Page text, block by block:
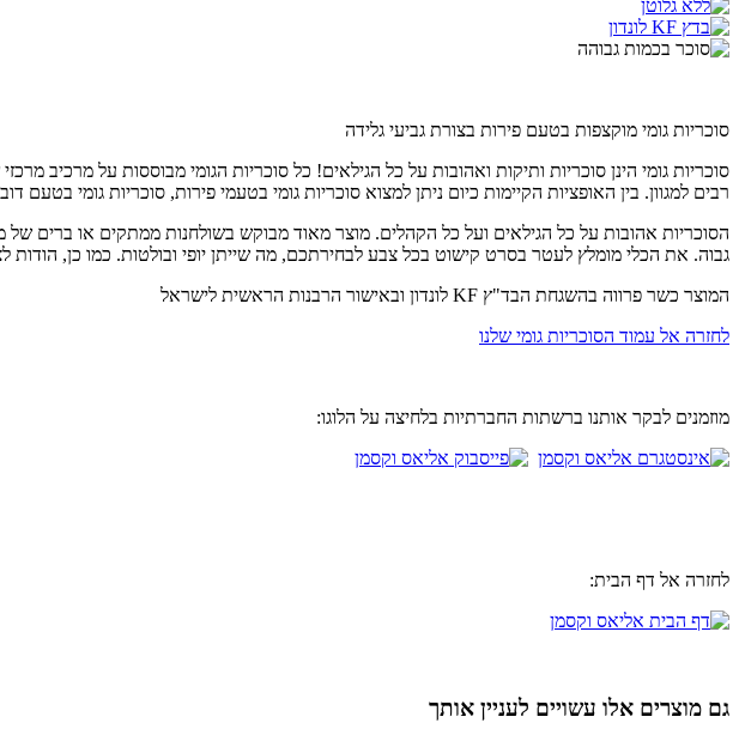
סוכריות גומי מוקצפות בטעם פירות בצורת גביעי גלידה
סוכריות גומי הינן סוכריות ותיקות ואהובות על כל הגילאים! כל סוכריות הגומי מבוססות על מרכיב
רבים למגוון. בין האופציות הקיימות כיום ניתן למצוא סוכריות גומי בטעמי פירות, סוכריות גומי
הסוכריות אהובות על כל הגילאים ועל כל הקהלים. מוצר מאוד מבוקש בשולחנות ממתקים או ברים של
גבוה. את הכלי מומלץ לעטר בסרט קישוט בכל צבע לבחירתכם, מה שייתן יופי ובולטות. כמו כן, הודות
המוצר כשר פרווה בהשגחת הבד"ץ KF לונדון ובאישור הרבנות הראשית לישראל
לחזרה אל עמוד הסוכריות גומי שלנו
מוזמנים לבקר אותנו ברשתות החברתיות בלחיצה על הלוגו:
לחזרה אל דף הבית:
גם מוצרים אלו עשויים לעניין אותך